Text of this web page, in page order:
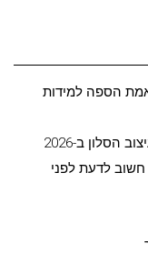
הספה למידות
הסלון ב-2026
חשוב לדעת לפני